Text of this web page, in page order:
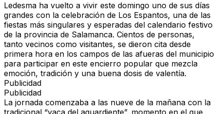
Ledesma ha vuelto a vivir este domingo uno de sus días
grandes con la celebración de Los Espantos, una de las
fiestas más singulares y esperadas del calendario festivo
de la provincia de Salamanca. Cientos de personas,
tanto vecinos como visitantes, se dieron cita desde
primera hora en los campos de las afueras del municipio
para participar en este encierro popular que mezcla
emoción, tradición y una buena dosis de valentía.
Publicidad
Publicidad
La jornada comenzaba a las nueve de la mañana con la